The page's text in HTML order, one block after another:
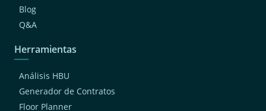
Blog
Q&A
Herramientas
Análisis HBU
Generador de Contratos
Floor Planner